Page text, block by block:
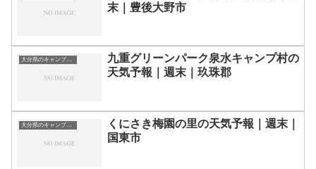
末｜豊後大野市
大分県のキャンプ場一覧
九重グリーンパーク泉水キャンプ村の
天気予報｜週末｜玖珠郡
大分県のキャンプ場一覧
くにさき梅園の里の天気予報｜週末｜
国東市